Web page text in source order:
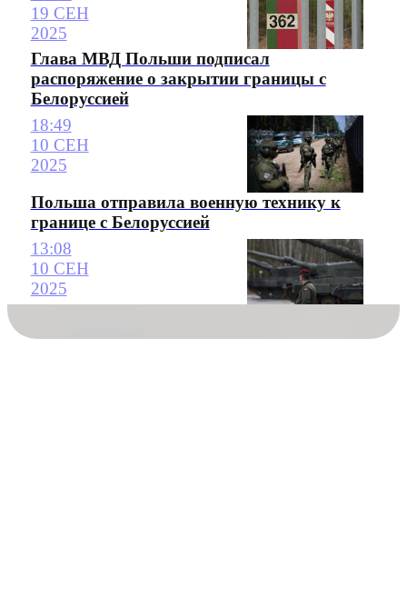
19 СЕН
2025
Глава МВД Польши подписал
распоряжение о закрытии границы с
Белоруссией
18:49
10 СЕН
2025
Польша отправила военную технику к
границе с Белоруссией
13:08
10 СЕН
2025